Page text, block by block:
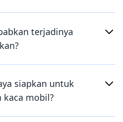
terjadinya
siapkan untuk
kaca mobil?